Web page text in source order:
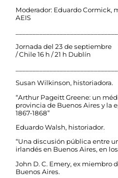
Moderador: Eduardo Cormick,
AEIS
Jornada del 23 de septiembre
/ Chile 16 h / 21 h Dublín
Susan Wilkinson, historiadora.
“Arthur Pageitt Greene: un
provincia de Buenos Aires y la
1867-1868”
Eduardo Walsh, historiador.
“Una discusión pública entre
irlandés en Buenos Aires, en los
John D. C. Emery, ex miembro
Buenos Aires.